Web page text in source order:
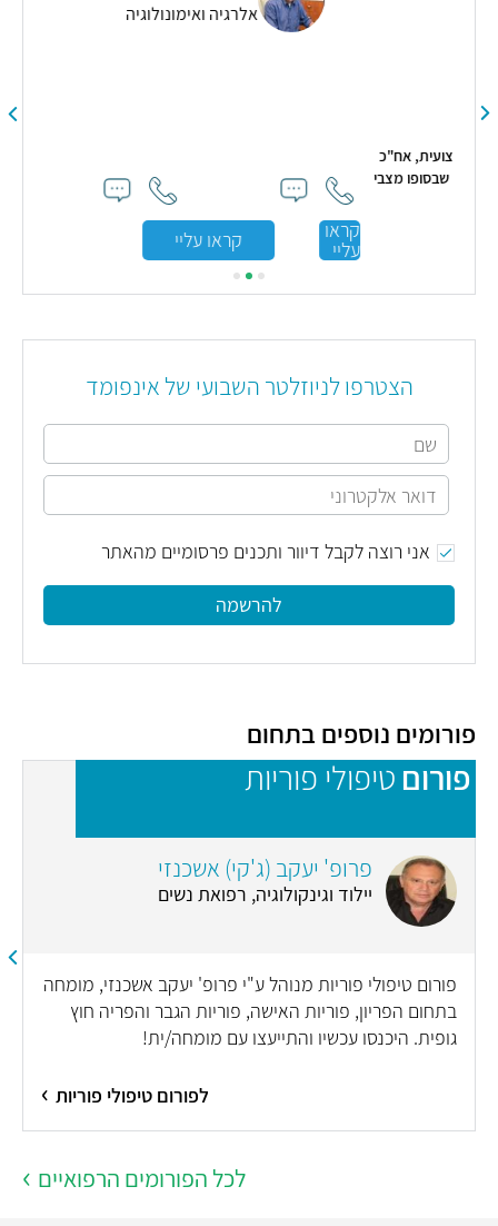
אלרגיה ואימונולוגיה
קראו עליי
הצטרפו לניוזלטר השבועי של אינפומד
אני רוצה לקבל דיוור ותכנים פרסומיים מהאתר
להרשמה
פורומים נוספים בתחום
פורום טיפולי פוריות
פרופ' יעקב (ג'קי) אשכנזי
יילוד וגינקולוגיה, רפואת נשים
פורום טיפולי פוריות מנוהל ע"י פרופ' יעקב אשכנזי, מומחה
בתחום הפריון, פוריות האישה, פוריות הגבר והפריה חוץ
גופית. היכנסו עכשיו והתייעצו עם מומחה/ית!
לפורום טיפולי פוריות
לכל הפורומים הרפואיים